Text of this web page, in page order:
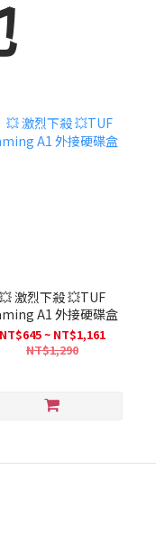
💥 激烈下殺 💥TUF
A1 外接硬碟盒
NT$645 ~ NT$1,161
NT$1,290